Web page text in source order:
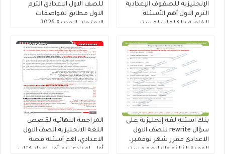
الإنجليزية للصفوف الإعدادية
الترم الاول أهم الأسئلة
الخاصة بالكلمات لمستر
للصف الاول الاعدادي الترم
الاول مطابق لمواصفات
الامتحان الجديدة 2026
بنك اسئلة لغة إنجليزية على
سؤال rewrite للصف الاول
الاعدادى مقرر شهر نوفمبر،
الوحدة الثالثه والرابعه مستر
المراجعة النهائية لقصص
اللغة الانجليزية الصف الاول
الاعدادي، اهم أسئلة قصة
أولى إعدادى ترم أول إعداد كتاب